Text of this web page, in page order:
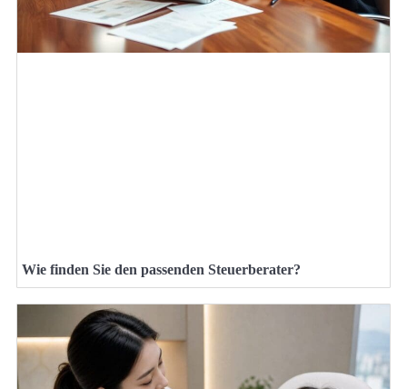
Wie finden Sie den passenden Steuerberater?